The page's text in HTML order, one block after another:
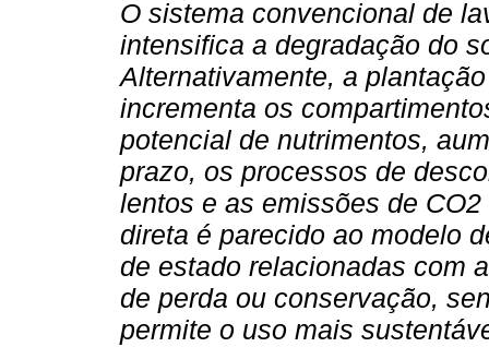
O sistema convencional de
intensifica a degradação do
Alternativamente, a
incrementa os
potencial de nutrimentos,
prazo, os processos de
lentos e as emissões de
direta é parecido ao modelo
de estado relacionadas com
de perda ou conservação,
permite o uso mais